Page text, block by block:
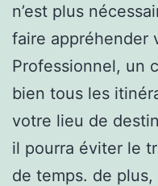
n’est plus
faire appréhender
Professionnel, un
bien tous les
votre lieu de
il pourra éviter le
de temps. de